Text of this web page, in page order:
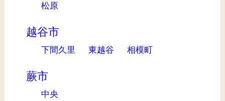
松原
越谷市
下間久里 東越谷 相模町
蕨市
中央